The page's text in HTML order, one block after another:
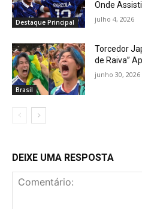
Destaque Principal
Onde
julho 4, 2026
Brasil
Torcedor
de Raiva”
junho 30, 2026
DEIXE UMA RESPOSTA